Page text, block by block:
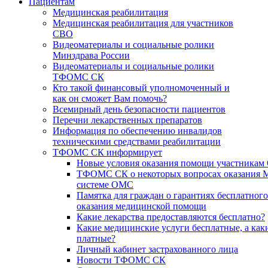
Медицинская реабилитация
Медицинская реабилитация для участников
СВО
Видеоматериалы и социальные ролики
Минздрава России
Видеоматериалы и социальные ролики
ТФОМС СК
Кто такой финансовый уполномоченный и
как он сможет Вам помочь?
Всемирный день безопасности пациентов
Перечни лекарственных препаратов
Информация по обеспечению инвалидов
техническими средствами реабилитации
ТФОМС СК информирует
Новые условия оказания помощи
ТФОМС СК о некоторых вопросах оказания
системе ОМС
Памятка для граждан о гарантиях бесплатного
оказания медицинской помощи
Какие лекарства предоставляются бесплатно?
Какие медицинские услуги бесплатные, а
платные?
Личный кабинет застрахованного лица
Новости ТФОМС СК